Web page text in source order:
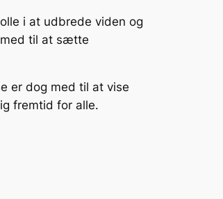
i at udbrede viden og
med til at sætte
er dog med til at vise
fremtid for alle.